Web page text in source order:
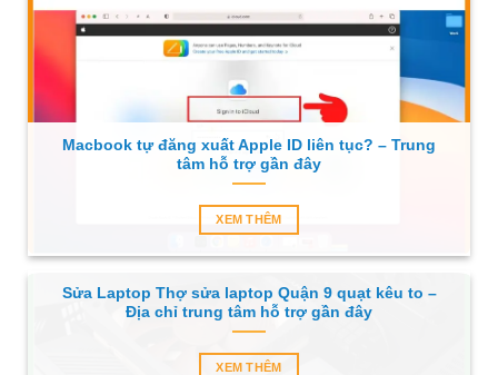
Macbook tự đăng xuất Apple ID liên tục? – Trung
tâm hỗ trợ gần đây
XEM THÊM
Sửa Laptop Thợ sửa laptop Quận 9 quạt kêu to –
Địa chỉ trung tâm hỗ trợ gần đây
XEM THÊM